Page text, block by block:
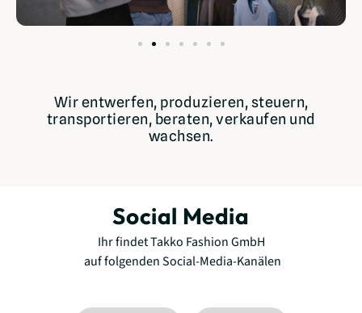
Wir entwerfen, produzieren, steuern,
transportieren, beraten, verkaufen und
wachsen.
Social Media
Ihr findet Takko Fashion GmbH
auf folgenden Social-Media-Kanälen